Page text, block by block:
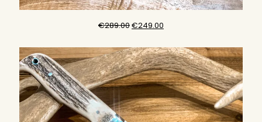
€289.00原
價
格：
€289.00。
€249.00
價
格：
€249.00。